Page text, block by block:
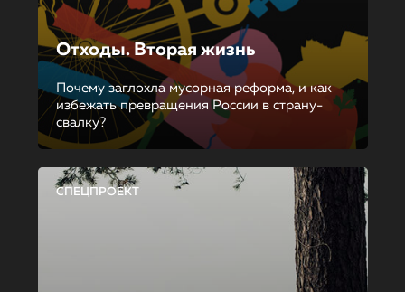
Отходы. Вторая жизнь
Почему заглохла мусорная реформа, и как
избежать превращения России в страну-
свалку?
СПЕЦПРОЕКТ